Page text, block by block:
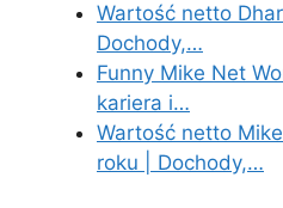
Wartość netto
Dochody,…
Funny Mike Net
kariera i…
Wartość netto
roku | Dochody,…